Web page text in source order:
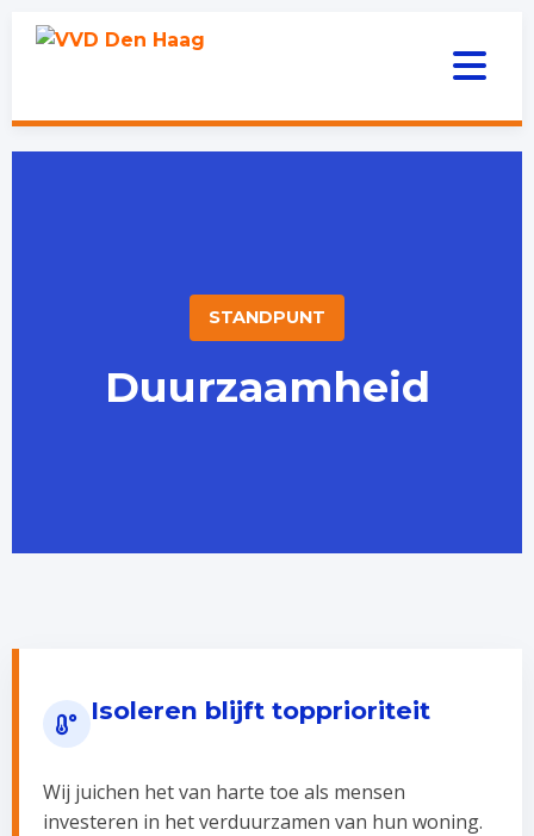
STANDPUNT
Duurzaamheid
Isoleren blijft topprioriteit
Wij juichen het van harte toe als mensen
investeren in het verduurzamen van hun woning.